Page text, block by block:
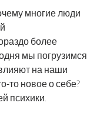
многие люди
более
мы погрузимся
на наши
то новое о себе?
психики.